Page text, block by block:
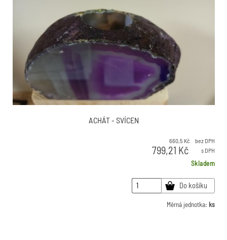
ACHÁT - SVÍCEN
660,5 Kč bez DPH
799,21 Kč s DPH
Skladem
Do košíku
Měrná jednotka: ks